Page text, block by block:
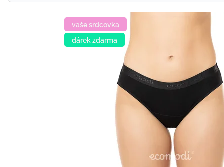
vaše srdcovka
dárek zdarma